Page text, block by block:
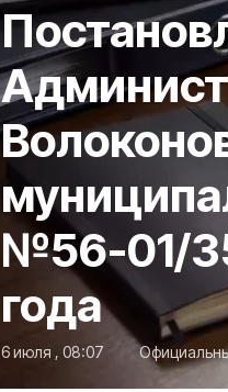
№56-01/
года
6 июля , 08:07